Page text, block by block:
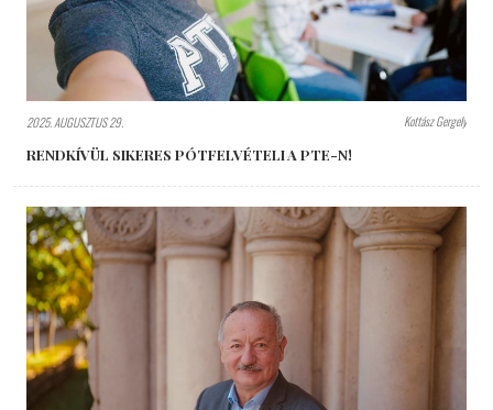
2025. AUGUSZTUS 29. Kottász Gergely
RENDKÍVÜL SIKERES PÓTFELVÉTELI A PTE-N!